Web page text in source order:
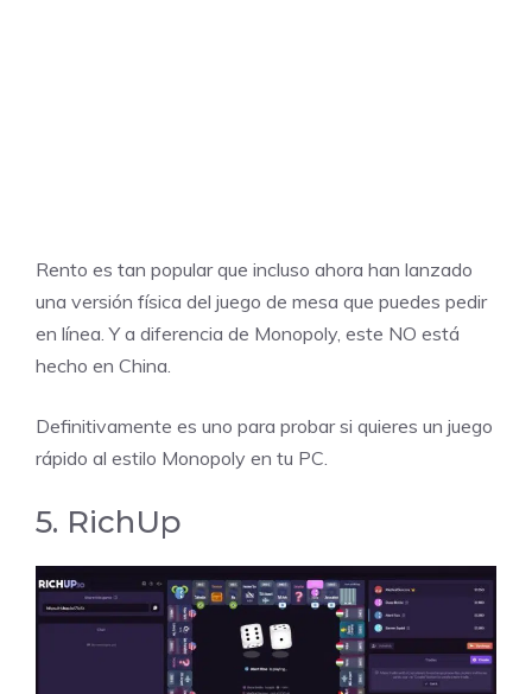
Rento es tan popular que incluso ahora han lanzado
una versión física del juego de mesa que puedes pedir
en línea. Y a diferencia de Monopoly, este NO está
hecho en China.
Definitivamente es uno para probar si quieres un juego
rápido al estilo Monopoly en tu PC.
5. RichUp